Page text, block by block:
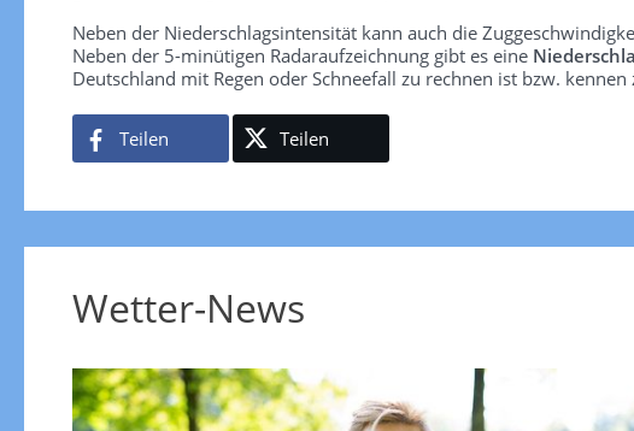
Neben der Niederschlagsintensität kann auch die
Neben der 5-minütigen Radaraufzeichnung gibt es eine
Deutschland mit Regen oder Schneefall zu rechnen ist bzw.
Teilen Teilen
Wetter-News